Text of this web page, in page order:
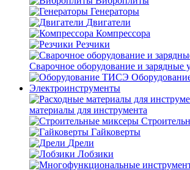
Генераторы
Двигатели
Компрессора
Резчики
Сварочное оборудование и зарядные
Электроинструменты
материалы для инструмента
Гайковерты
Дрели
Лобзики